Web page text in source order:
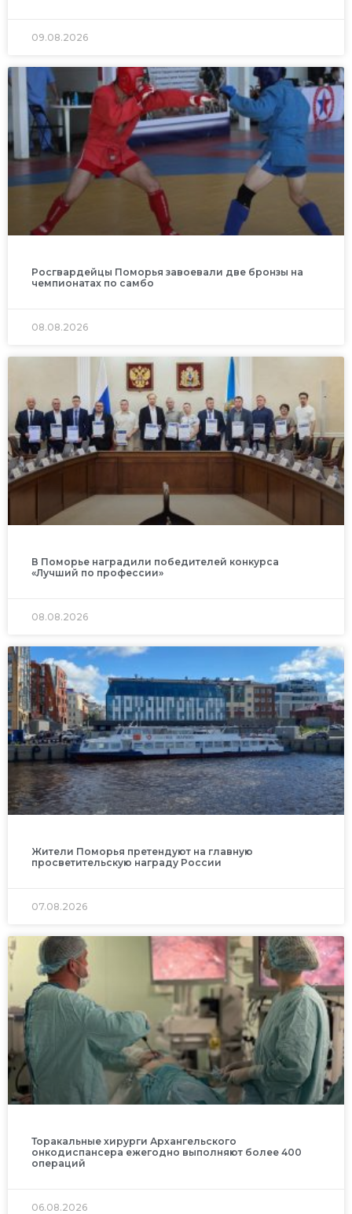
09.08.2026
Росгвардейцы Поморья завоевали две бронзы на
чемпионатах по самбо
08.08.2026
В Поморье наградили победителей конкурса
«Лучший по профессии»
08.08.2026
Жители Поморья претендуют на главную
просветительскую награду России
07.08.2026
Торакальные хирурги Архангельского
онкодиспансера ежегодно выполняют более 400
операций
06.08.2026